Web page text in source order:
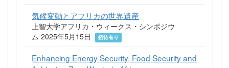
気候変動とアフリカの世界遺産
上智大学アフリカ・ウィークス・シンポジウ
ム 2025年5月15日
招待有り
Enhancing Energy Security, Food Security and